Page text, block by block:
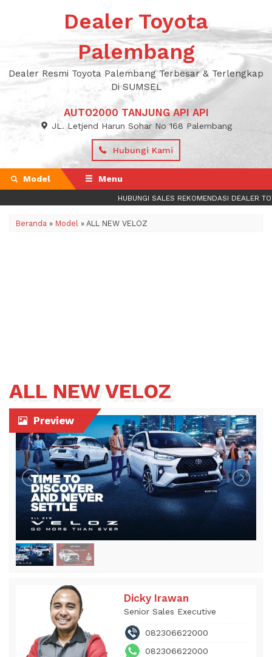
Dealer Toyota
Palembang
Dealer Resmi Toyota Palembang Terbesar & Terlengkap
Di SUMSEL
AUTO2000 TANJUNG API API
JL. Letjend Harun Sohar No 168 Palembang
Hubungi Kami
Model Menu
HUBUNGI SALES REKOMENDASI DEALER
Beranda » Model » ALL NEW VELOZ
ALL NEW VELOZ
Preview
Dicky Irawan
Senior Sales Executive
082306622000
082306622000